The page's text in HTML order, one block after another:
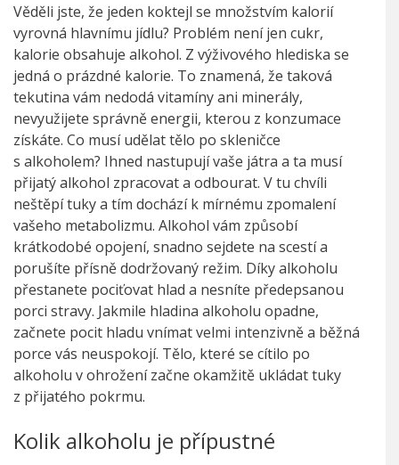
Věděli jste, že jeden koktejl se množstvím kalorií
vyrovná hlavnímu jídlu? Problém není jen cukr,
kalorie obsahuje alkohol. Z výživového hlediska se
jedná o prázdné kalorie. To znamená, že taková
tekutina vám nedodá vitamíny ani minerály,
nevyužijete správně energii, kterou z konzumace
získáte. Co musí udělat tělo po skleničce
s alkoholem? Ihned nastupují vaše játra a ta musí
přijatý alkohol zpracovat a odbourat. V tu chvíli
neštěpí tuky a tím dochází k mírnému zpomalení
vašeho metabolizmu. Alkohol vám způsobí
krátkodobé opojení, snadno sejdete na scestí a
porušíte přísně dodržovaný režim. Díky alkoholu
přestanete pociťovat hlad a nesníte předepsanou
porci stravy. Jakmile hladina alkoholu opadne,
začnete pocit hladu vnímat velmi intenzivně a běžná
porce vás neuspokojí. Tělo, které se cítilo po
alkoholu v ohrožení začne okamžitě ukládat tuky
z přijatého pokrmu.
Kolik alkoholu je přípustné